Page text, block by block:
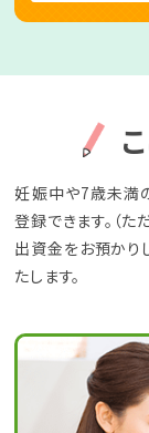
妊娠中や7歳未満
登録できます。（た
出資金をお預かり
たします。